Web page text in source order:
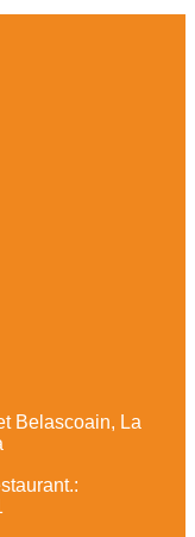
Belascoain, La